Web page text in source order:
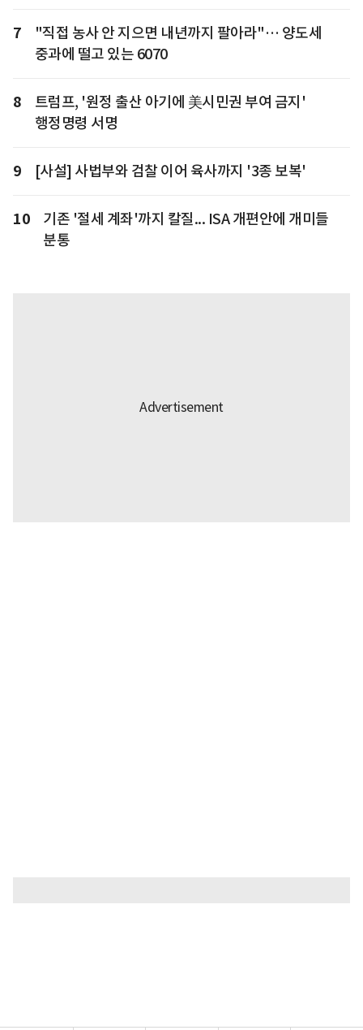
7
"직접 농사 안 지으면 내년까지 팔아라"… 양도세
중과에 떨고 있는 6070
8
트럼프, '원정 출산 아기에 美시민권 부여 금지'
행정명령 서명
9 [사설] 사법부와 검찰 이어 육사까지 '3종 보복'
10
기존 '절세 계좌'까지 칼질... ISA 개편안에 개미들
분통